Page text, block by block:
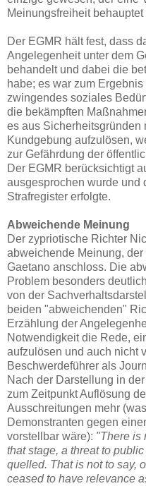
Meinungsfreiheit behauptet
Der EGMR hält fest, dass
Angelegenheit unter dem
behandelt und dabei die
habe; es war zum
zwingendes soziales
die bekämpften
es aus
Kundgebung aufzulösen,
zur Gefährdung der
Der EGMR berücksichtigt
ausgesprochen wurde und
Strafregister erfolgte.
Abweichende Meinung
Der zypriotische Richter
abweichende Meinung,
Gaetano anschloss. Die
Problem besonders
von der
beiden "abweichenden"
Erzählung der
Notwendigkeit die Rede,
aufzulösen und auch nicht
Beschwerdeführer als
Nach der Darstellung in
zum Zeitpunkt Auflösung
Ausschreitungen mehr
Demonstranten gegen
vorstellbar wäre): "There is
that stage, a threat to
quelled. That is not to say,
ceased to have relevance